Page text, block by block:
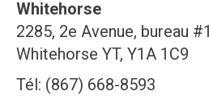
Whitehorse
2285, 2e Avenue, bureau
Whitehorse YT, Y1A 1C9
Tél: (867) 668-8593